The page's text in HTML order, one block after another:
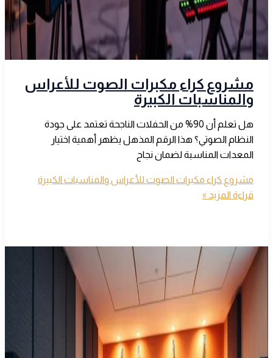
مشروع كراء مكبرات الصوت للأعراس
والمناسبات الكبيرة
هل تعلم أن 90% من الحفلات الناجحة تعتمد على جودة
النظام الصوتي؟ هذا الرقم المذهل يظهر أهمية اختيار
المعدات المناسبة لضمان نجاح
مشروع كراء مكبرات الصوت للأعراس والمناسبات الكبيرة
قراءة المزيد »